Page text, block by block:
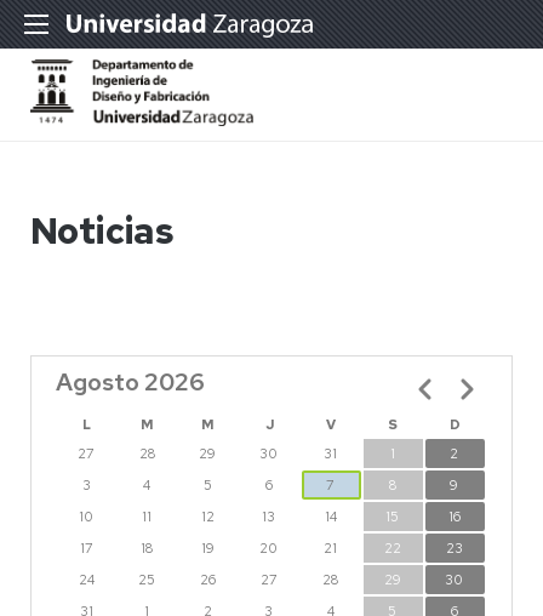
Noticias
Agosto 2026
L M M J V S
D
27
28 29 30 31 1
2
3
4 5 6 7 8
9
10
11 12 13 14 15
16
17
18 19 20 21 22
23
24
25 26 27 28 29
30
31
1 2 3 4 5 6
Paginación